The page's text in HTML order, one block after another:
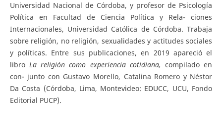
Universidad Nacional de Córdoba, y profesor de Psicología
Política en Facultad de Ciencia Política y Rela- ciones
Internacionales, Universidad Católica de Córdoba. Trabaja
sobre religión, no religión, sexualidades y actitudes sociales
y políticas. Entre sus publicaciones, en 2019 apareció el
libroLa religión como experiencia cotidiana, compilado en
con- junto con Gustavo Morello, Catalina Romero y Néstor
Da Costa (Córdoba, Lima, Montevideo: EDUCC, UCU, Fondo
Editorial PUCP).